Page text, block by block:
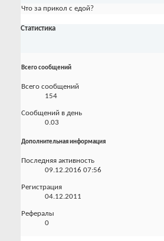
Что за прикол с едой?
Статистика
Всего сообщений
Всего сообщений
154
Сообщений в день
0.03
Дополнительная информация
Последняя активность
09.12.2016 07:56
Регистрация
04.12.2011
Рефералы
0